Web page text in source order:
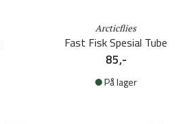
Arcticflies
Fast Fisk Spesial Tube
85,-
På lager